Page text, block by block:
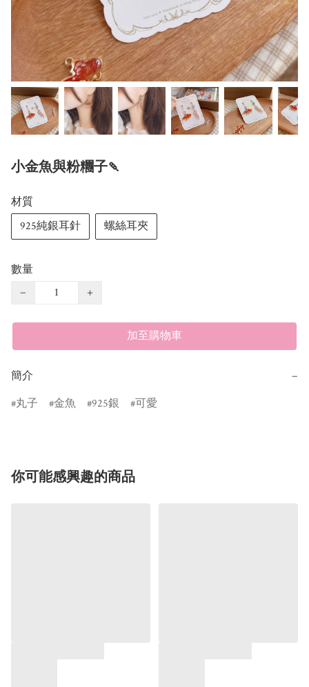
小金魚與粉糰子🍡
材質
925純銀耳針
螺絲耳夾
數量
−
+
加至購物車
簡介
−
丸子
金魚 925銀 可愛
你可能感興趣的商品